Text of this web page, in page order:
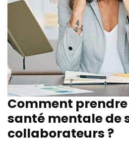
Comment prendre
santé mentale de
collaborateurs ?